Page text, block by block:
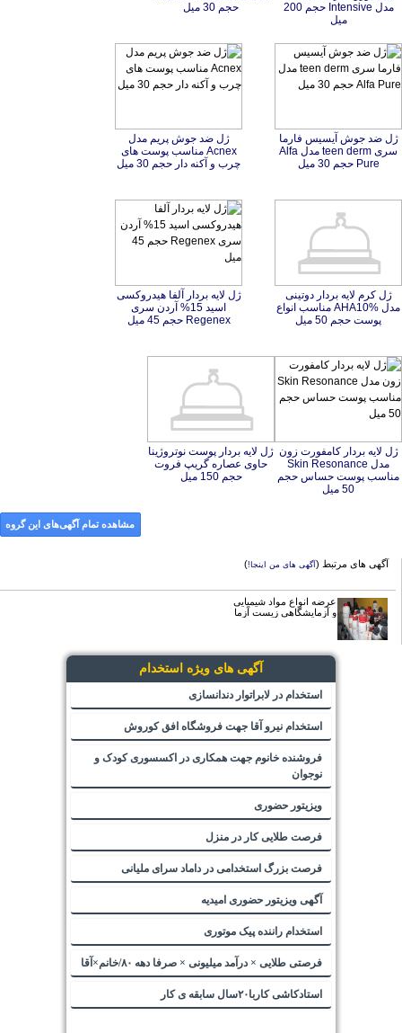
میل
حجم 30 میل
ژل ضد جوش آیسیس فارما
سری teen derm مدل Alfa
Pure حجم 30 میل
ژل ضد جوش پریم مدل
Acnex مناسب پوست های
چرب و آکنه دار حجم 30 میل
ژل کرم لایه بردار دوتینی
مدل AHA10% مناسب انواع
پوست حجم 50 میل
ژل لایه بردار آلفا هیدروکسی
اسید 15% آردن سری
Regenex حجم 45 میل
ژل لایه بردار کامفورت زون
مدل Skin Resonance
مناسب پوست حساس حجم
50 میل
ژل لایه بردار پوست نوتروژینا
حاوی عصاره گریپ فروت
حجم 150 میل
مشاهده تمام آگهی‌های این گروه
آگهی های مرتبط (آگهی های من اینجا!)
عرضه انواع مواد شیمیایی
و آزمایشگاهی زیست آزما
آگهی های ویژه استخدام
استخدام در لابراتوار دندانسازی
استخدام نیرو آقا جهت فروشگاه افق کوروش
فروشنده خانوم جهت همکاری در اکسسوری کودک و
نوجوان
ویزیتور حضوری
فرصت طلایی کار در منزل
فرصت بزرگ استخدامی در داماد سرای ملیانی
آگهی ویزیتور حضوری امیدیه
استخدام راننده پیک موتوری
فرصتی طلایی × درآمد میلیونی × صرفا دهه ۸۰/خانم×آقا
استادکاشی کاربا۲۰سال سابقه ی کار